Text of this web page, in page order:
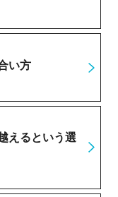
い方
えるという選